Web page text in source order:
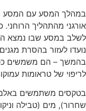
במהלך המסע עם המסע
אורגני מהתהליך
לשלב במסע שבו נמצא
נועדו לעזור בהסרת
בהמשך – הם משמשים
לריפוי של טראומות
בטקסים משתמשים
שחרור), מים (טבילה